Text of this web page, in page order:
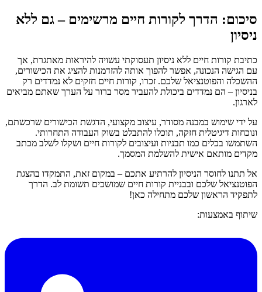
סיכום: הדרך לקורות חיים מרשימים – גם ללא
ניסיון
כתיבת קורות חיים ללא ניסיון תעסוקתי עשויה להיראות מאתגרת, אך
עם הגישה הנכונה, אפשר להפוך אותה להזדמנות להציג את הכישורים,
ההשכלה והפוטנציאל שלכם. זכרו, קורות חיים חזקים לא נמדדים רק
בניסיון – הם נמדדים ביכולת להעביר מסר ברור על הערך שאתם מביאים
לארגון.
על ידי שימוש במבנה מסודר, עיצוב מקצועי, הדגשת הכישורים שרכשתם,
ונוכחות דיגיטלית חזקה, תוכלו להתבלט בשוק העבודה התחרותי.
השתמשו בכלים כמו תבניות ועיצובים לקורות חיים ושקלו לשלב מכתב
מקדים מותאם אישית להשלמת המסמך.
אל תתנו לחוסר הניסיון להרתיע אתכם – במקום זאת, התמקדו בהצגת
הפוטנציאל שלכם ובבניית קורות חיים שמושכים תשומת לב. הדרך
לתפקיד הראשון שלכם מתחילה כאן!
שיתוף באמצעות: